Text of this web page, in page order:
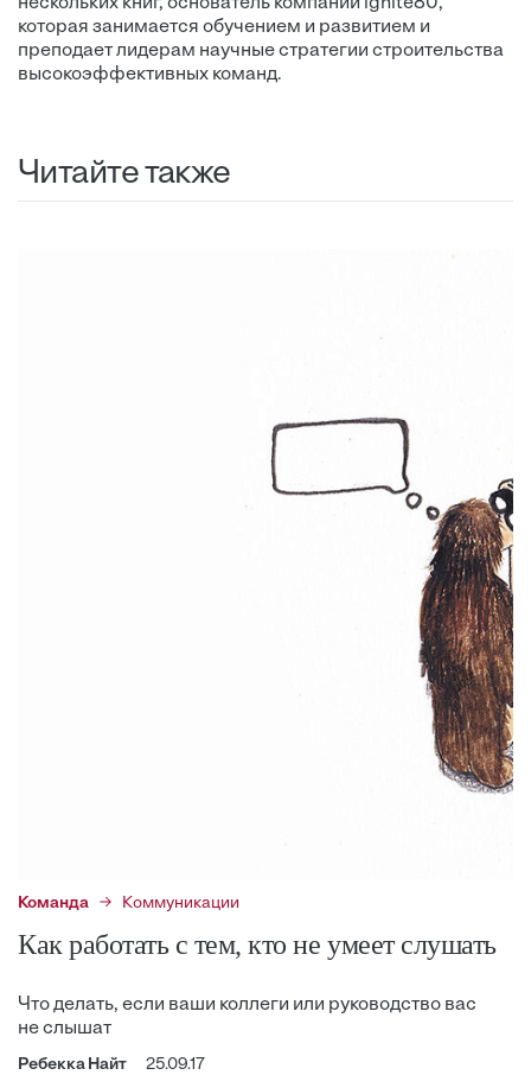
которая занимается обучением и развитием и
преподает лидерам научные стратегии строительства
высокоэффективных команд.
Читайте также
Команда Коммуникации
Как работать с тем, кто не умеет слушать
Что делать, если ваши коллеги или руководство вас
не слышат
Ребекка Найт 25.09.17